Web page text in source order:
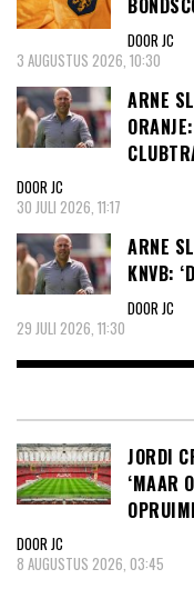
DOOR JC
3 AUGUSTUS 2026, 10:30
ARNE
DOOR JC
30 JULI 2026, 11:17
ARNE
KNVB:
DOOR JC
29 JULI 2026, 11:30
JORDI
‘MAAR
DOOR JC
8 AUGUSTUS 2026, 03:45